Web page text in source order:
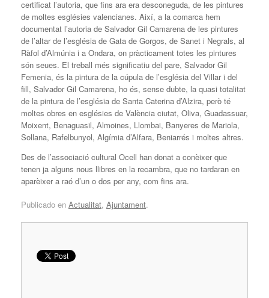
certificat l’autoria, que fins ara era desconeguda, de les pintures
de moltes esglésies valencianes. Així, a la comarca hem
documentat l’autoria de Salvador Gil Camarena de les pintures
de l’altar de l’església de Gata de Gorgos, de Sanet i Negrals, al
Ràfol d’Almúnia i a Ondara, on pràcticament totes les pintures
són seues. El treball més significatiu del pare, Salvador Gil
Femenia, és la pintura de la cúpula de l’església del Villar i del
fill, Salvador Gil Camarena, ho és, sense dubte, la quasi totalitat
de la pintura de l’església de Santa Caterina d’Alzira, però té
moltes obres en esglésies de València ciutat, Oliva, Guadassuar,
Moixent, Benaguasil, Almoines, Llombai, Banyeres de Mariola,
Sollana, Rafelbunyol, Algímia d’Alfara, Beniarrés i moltes altres.
Des de l’associació cultural Ocell han donat a conèixer que
tenen ja alguns nous llibres en la recambra, que no tardaran en
aparèixer a raó d’un o dos per any, com fins ara.
Publicado en Actualitat, Ajuntament.